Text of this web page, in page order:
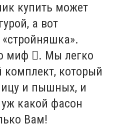
купить может
а вот
миф . Мы легко
который
и пышных, и
какой фасон
Вам!